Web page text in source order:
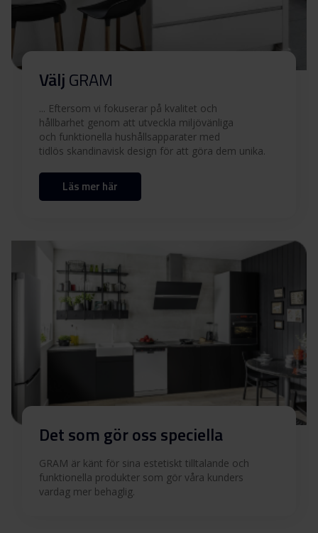
VäljGRAM
... Eftersom vi fokuserar på kvalitet och
hållbarhet genom att utveckla miljövänliga
och funktionella hushållsapparater med
tidlös skandinavisk design för att göra dem unika.
Läs mer här
Det som gör oss speciella
GRAM är känt för sina estetiskt tilltalande och
funktionella produkter som gör våra kunders
vardag mer behaglig.